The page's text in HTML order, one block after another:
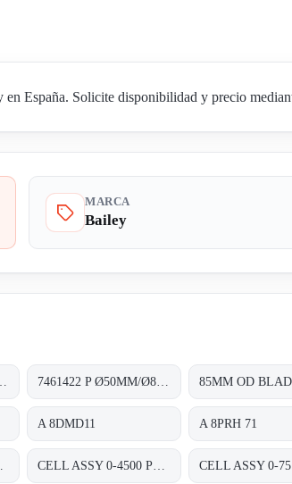
España. Solicite disponibilidad y precio
MARCA
Bailey
A 8DMD11 A 8PRH 71